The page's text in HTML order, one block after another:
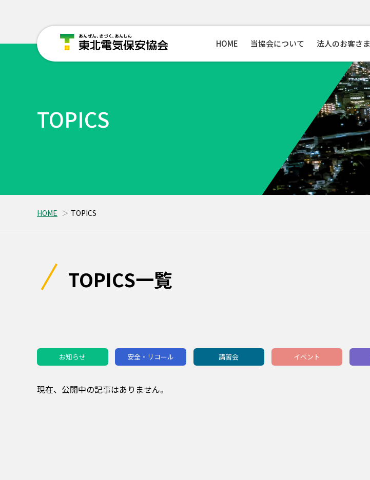
HOME 当協会について 法人のお客さま
TOPICS
HOME TOPICS
TOPICS一覧
お知らせ 安全・リコール 講習会 イベント
現在、公開中の記事はありません。